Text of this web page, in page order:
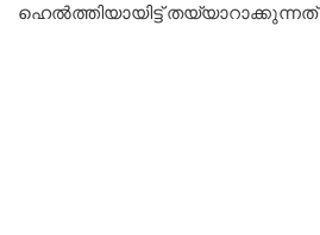
ഹെൽത്തിയായിട്ട് തയ്യാറാക്കുന്നത്